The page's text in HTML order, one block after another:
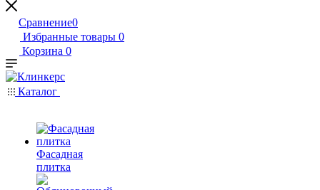
Сравнение0
Избранные товары 0
Корзина 0
Каталог
Фасадная
плитка